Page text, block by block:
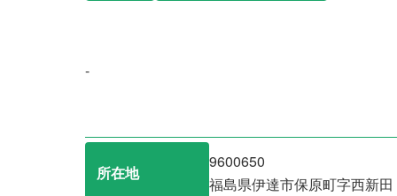
-
所在地
9600650
福島県伊達市保原町字西新